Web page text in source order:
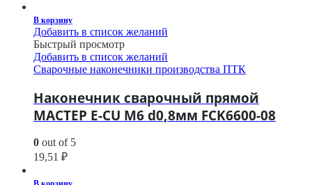
В корзину
Добавить в список желаний
Быстрый просмотр
Добавить в список желаний
Сварочные наконечники производства ПТК
Наконечник сварочный прямой
МАСТЕР E-CU М6 d0,8мм FCK6600-08
0 out of 5
19,51 ₽